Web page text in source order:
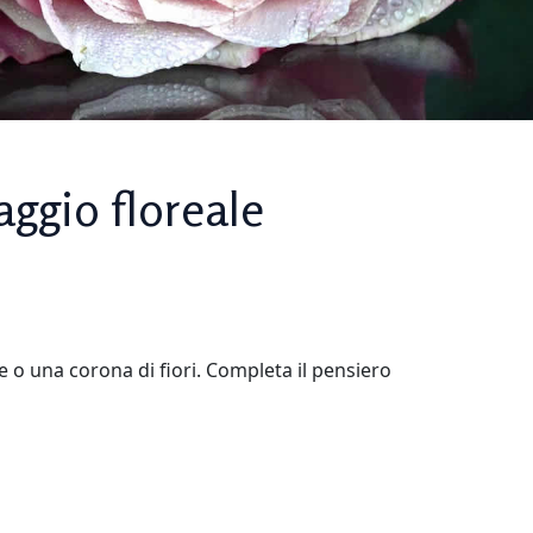
floreale
una corona di fiori. Completa il pensiero